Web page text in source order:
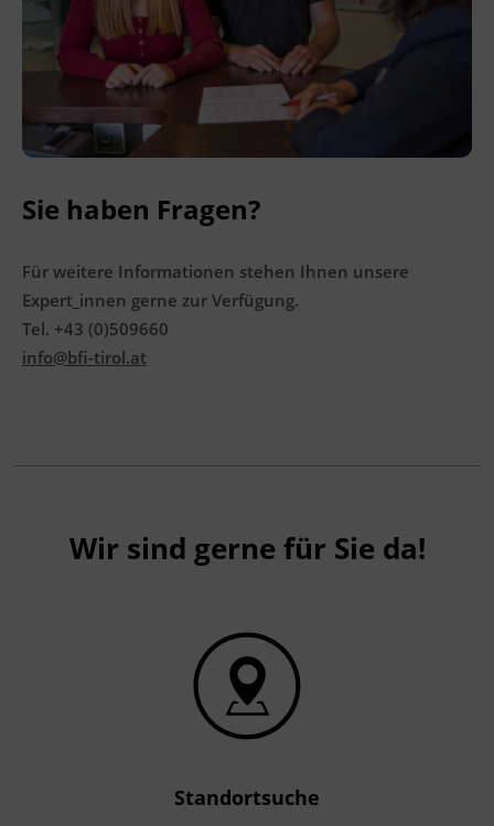
Ingenieurzertifizierung
Deutsch und Integration
Akademisches Studienzentrum
Digitales Lernen
BFI Reutte
BFI Schwaz
Sie haben Fragen?
Für weitere Informationen stehen Ihnen unsere
Expert_innen gerne zur Verfügung.
Tel. +43 (0)509660
info@bfi-tirol.at
Wir sind gerne für Sie da!
Standortsuche